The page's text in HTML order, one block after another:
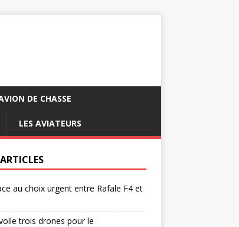
DE CHASSE
LES AVIATEURS
au choix urgent entre Rafale F4 et
trois drones pour le